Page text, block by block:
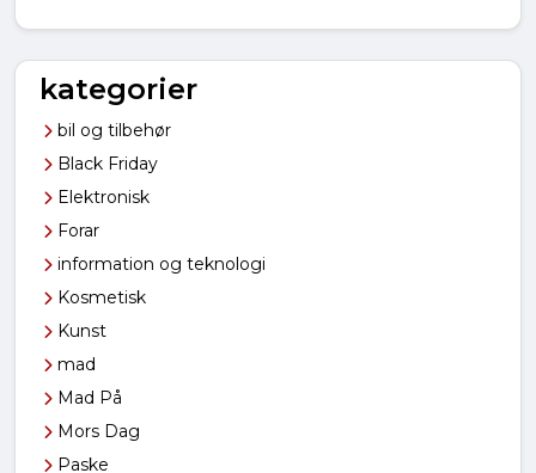
kategorier
bil og tilbehør
Black Friday
Elektronisk
Forar
information og teknologi
Kosmetisk
Kunst
mad
Mad På
Mors Dag
Paske